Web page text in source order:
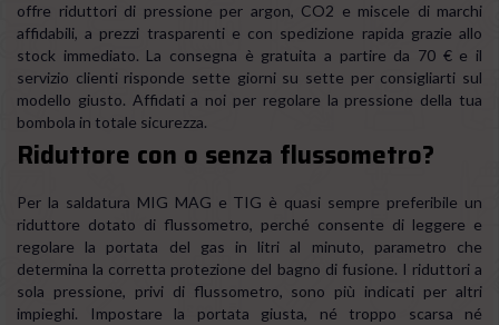
offre riduttori di pressione per argon, CO2 e miscele di marchi
affidabili, a prezzi trasparenti e con spedizione rapida grazie allo
stock immediato. La consegna è gratuita a partire da 70 € e il
servizio clienti risponde sette giorni su sette per consigliarti sul
modello giusto. Affidati a noi per regolare la pressione della tua
bombola in totale sicurezza.
Riduttore con o senza flussometro?
Per la saldatura MIG MAG e TIG è quasi sempre preferibile un
riduttore dotato di flussometro, perché consente di leggere e
regolare la portata del gas in litri al minuto, parametro che
determina la corretta protezione del bagno di fusione. I riduttori a
sola pressione, privi di flussometro, sono più indicati per altri
impieghi. Impostare la portata giusta, né troppo scarsa né